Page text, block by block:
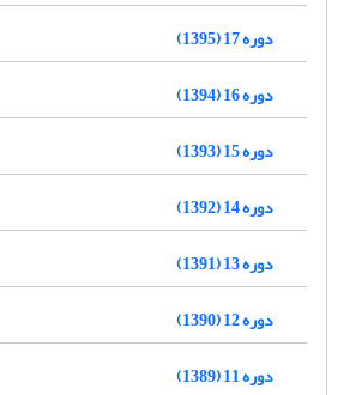
دوره 17 (1395)
دوره 16 (1394)
دوره 15 (1393)
دوره 14 (1392)
دوره 13 (1391)
دوره 12 (1390)
دوره 11 (1389)